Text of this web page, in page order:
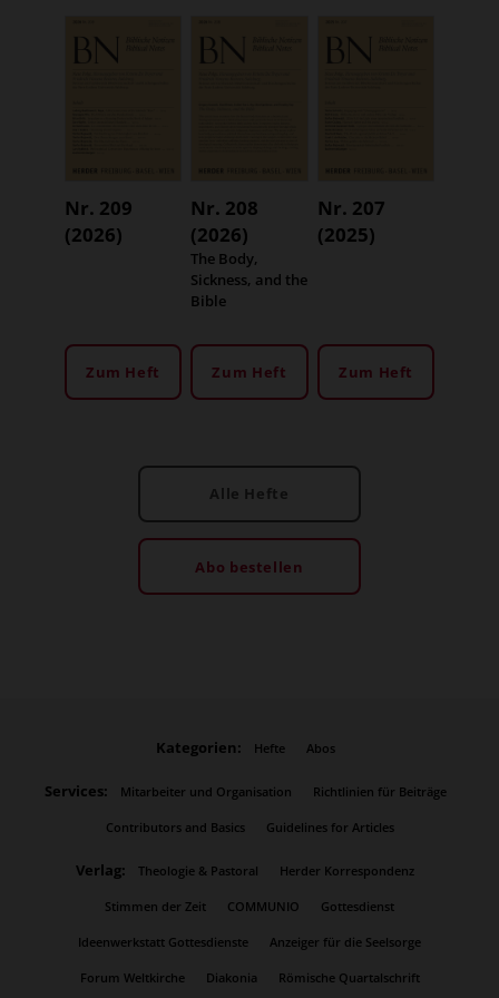
Nr. 209
(2026)
Zum Heft
Nr. 208
(2026)
:
The Body,
Sickness, and the
Bible
Zum Heft
Nr. 207
(2025)
Zum Heft
Alle Hefte
Abo bestellen
Kategorien: Hefte Abos
Services: Mitarbeiter und Organisation Richtlinien für Beiträge
Contributors and Basics Guidelines for Articles
Verlag: Theologie & Pastoral Herder Korrespondenz
Stimmen der Zeit COMMUNIO Gottesdienst
Ideenwerkstatt Gottesdienste Anzeiger für die Seelsorge
Forum Weltkirche Diakonia Römische Quartalschrift